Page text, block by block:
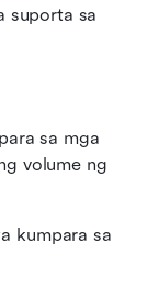
suporta sa
sa mga
volume ng
kumpara sa